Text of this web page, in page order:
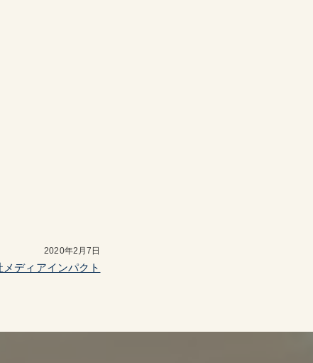
2020年2月7日
メディアインパクト